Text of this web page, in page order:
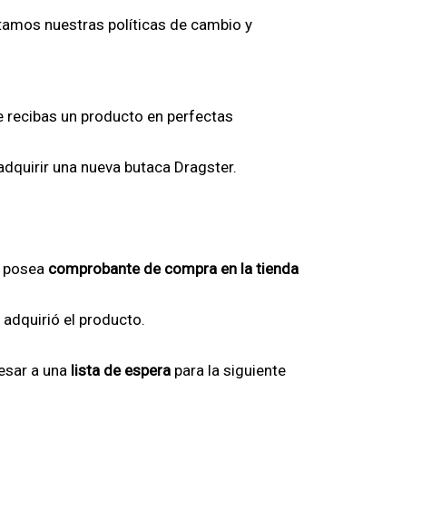
nuestras políticas de cambio y
recibas un producto en perfectas
una nueva butaca Dragster.
comprobante de compra en la tienda
el producto.
a una lista de espera para la siguiente